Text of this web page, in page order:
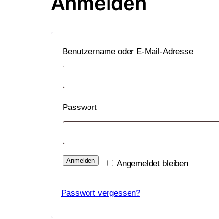
Benutzername oder E-Mail-Adresse
Passwort
Angemeldet bleiben
Anmelden
Passwort vergessen?